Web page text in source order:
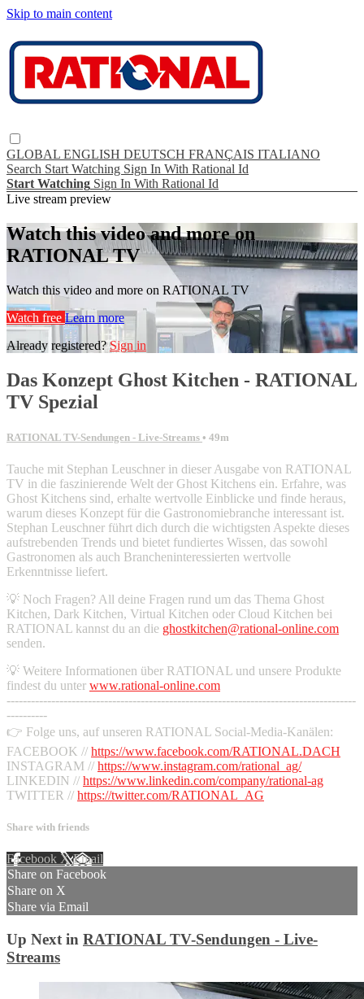
Skip to main content
GLOBAL ENGLISH DEUTSCH FRANÇAIS ITALIANO
Search Start Watching Sign In With Rational Id
Start Watching Sign In With Rational Id
Live stream preview
Watch this video and more on
RATIONAL TV
Watch this video and more on RATIONAL TV
Watch free Learn more
Already registered?Sign in
Das Konzept Ghost Kitchen - RATIONAL
TV Spezial
RATIONAL TV-Sendungen - Live-Streams • 49m
Tauche mit Stephan Leuschner in dieser Ausgabe von RATIONAL
TV in die faszinierende Welt der Ghost Kitchens ein. Erfahre, was
Ghost Kitchens sind, erhalte wertvolle Einblicke und finde heraus,
warum dieses Konzept für die Gastronomiebranche interessant ist.
Stephan Leuschner führt dich durch die wichtigsten Aspekte dieses
aufstrebenden Trends und bietet fundiertes Wissen, das sowohl
Gastronomen als auch Brancheninteressierten wertvolle
Erkenntnisse liefert.
💡 Noch Fragen? All deine Fragen rund um das Thema Ghost
Kitchen, Dark Kitchen, Virtual Kitchen oder Cloud Kitchen bei
RATIONAL kannst du an die ghostkitchen@rational-online.com
senden.
💡 Weitere Informationen über RATIONAL und unsere Produkte
findest du unter www.rational-online.com
--------------------------------------------------------------------------------------
----------
👉 Folge uns, auf unseren RATIONAL Social-Media-Kanälen:
FACEBOOK // https://www.facebook.com/RATIONAL.DACH
INSTAGRAM // https://www.instagram.com/rational_ag/
LINKEDIN // https://www.linkedin.com/company/rational-ag
TWITTER // https://twitter.com/RATIONAL_AG
Share with friends
Facebook XEmail
Share on Facebook
Share on X
Share via Email
Up Next in RATIONAL TV-Sendungen - Live-
Streams